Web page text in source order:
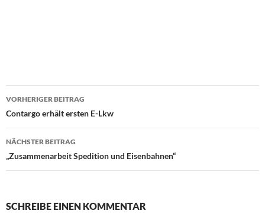
Beitragsnavigation
VORHERIGER BEITRAG
Contargo erhält ersten E-Lkw
NÄCHSTER BEITRAG
„Zusammenarbeit Spedition und Eisenbahnen“
SCHREIBE EINEN KOMMENTAR